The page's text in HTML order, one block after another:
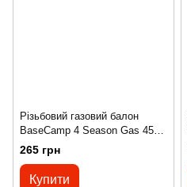
Різьбовий газовий балон
BaseCamp 4 Season Gas 450г
black
265 грн
Купити